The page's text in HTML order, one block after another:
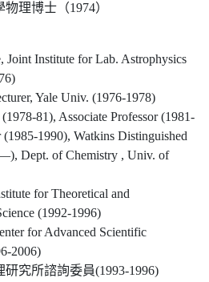
理博士（1974）
Joint Institute for Lab. Astrophysics
Yale Univ. (1976-1978)
81), Associate Professor (1981-
(1985-1990), Watkins Distinguished
Dept. of Chemistry , Univ. of
for Theoretical and
(1992-1996)
for Advanced Scientific
2006)
研究所諮詢委員(1993-1996)